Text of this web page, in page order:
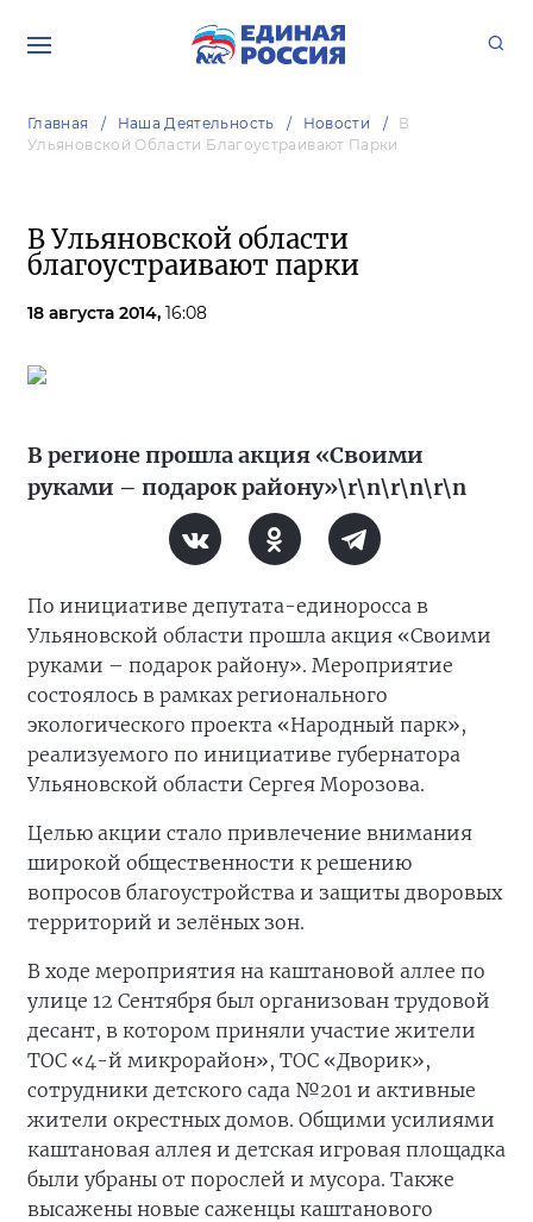
Главная Наша Деятельность Новости
В
Ульяновской Области Благоустраивают Парки
В Ульяновской области
благоустраивают парки
18 августа 2014, 16:08
В регионе прошла акция «Своими
руками – подарок району»\r\n\r\n\r\n
По инициативе депутата-единоросса в
Ульяновской области прошла акция «Своими
руками – подарок району». Мероприятие
состоялось в рамках регионального
экологического проекта «Народный парк»,
реализуемого по инициативе губернатора
Ульяновской области Сергея Морозова.
Целью акции стало привлечение внимания
широкой общественности к решению
вопросов благоустройства и защиты дворовых
территорий и зелёных зон.
В ходе мероприятия на каштановой аллее по
улице 12 Сентября был организован трудовой
десант, в котором приняли участие жители
ТОС «4-й микрорайон», ТОС «Дворик»,
сотрудники детского сада №201 и активные
жители окрестных домов. Общими усилиями
каштановая аллея и детская игровая площадка
были убраны от порослей и мусора. Также
высажены новые саженцы каштанового